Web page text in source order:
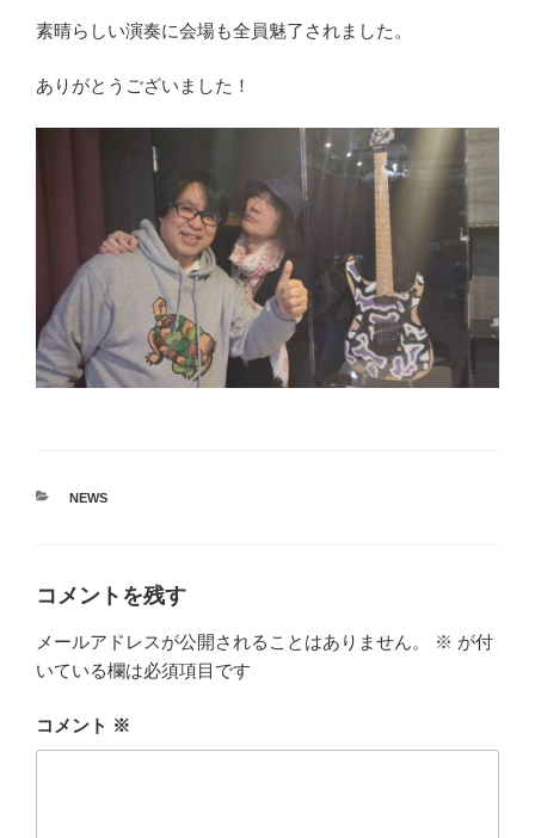
素晴らしい演奏に会場も全員魅了されました。
ありがとうございました！
カ
NEWS
コメントを残す
メールアドレスが公開されることはありません。 ※ が付
いている欄は必須項目です
コメント ※